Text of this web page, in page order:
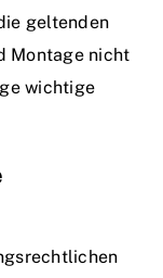
geltenden
Montage nicht
wichtige